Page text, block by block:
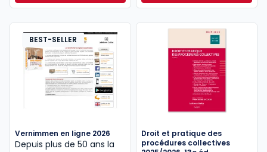
BEST-SELLER
Vernimmen en ligne 2026
Depuis plus de 50 ans la
Droit et pratique des
procédures collectives